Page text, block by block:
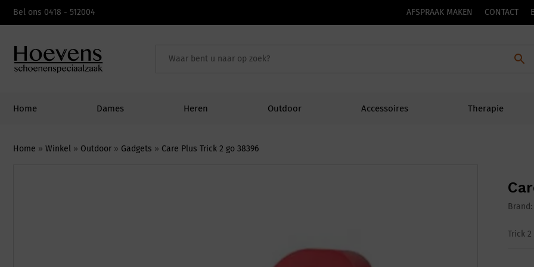
Bel ons 0418 - 512004 AFSPRAAK MAKEN CONTACT
Home Dames Heren Outdoor Accessoires Therapie
Home » Winkel » Outdoor » Gadgets » Care Plus Trick 2 go 38396
Brand:
Trick 2